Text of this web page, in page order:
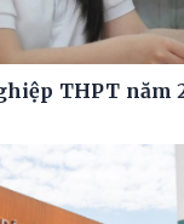
THPT năm